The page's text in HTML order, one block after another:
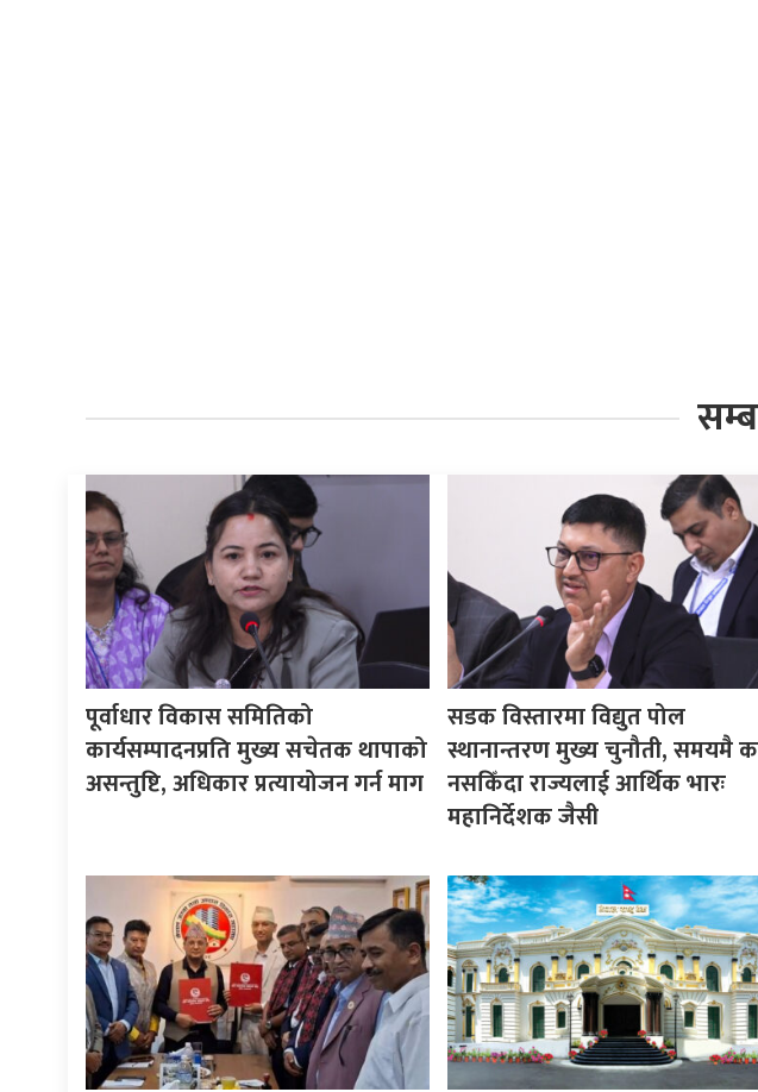
पूर्वाधार विकास समितिको
कार्यसम्पादनप्रति मुख्य सचेतक थापाको
असन्तुष्टि, अधिकार प्रत्यायोजन गर्न माग
सडक विस्तारमा विद्युत पोल
स्थानान्तरण मुख्य चुनौती, समयमै
नसकिँदा राज्यलाई आर्थिक भारः
महानिर्देशक जैसी